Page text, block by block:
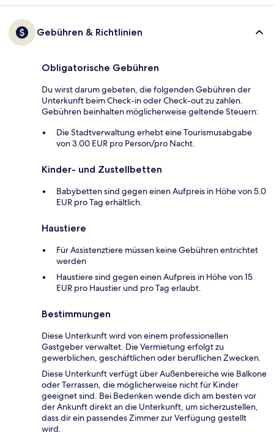
Gebühren & Richtlinien
Obligatorische Gebühren
Du wirst darum gebeten, die folgenden Gebühren der
Unterkunft beim Check-in oder Check-out zu zahlen.
Gebühren beinhalten möglicherweise geltende Steuern:
Die Stadtverwaltung erhebt eine Tourismusabgabe
von 3.00 EUR pro Person/pro Nacht.
Kinder- und Zustellbetten
Babybetten sind gegen einen Aufpreis in Höhe von 5.0
EUR pro Tag erhältlich.
Haustiere
Für Assistenztiere müssen keine Gebühren entrichtet
werden
Haustiere sind gegen einen Aufpreis in Höhe von 15
EUR pro Haustier und pro Tag erlaubt.
Bestimmungen
Diese Unterkunft wird von einem professionellen
Gastgeber verwaltet. Die Vermietung erfolgt zu
gewerblichen, geschäftlichen oder beruflichen Zwecken.
Diese Unterkunft verfügt über Außenbereiche wie Balkone
oder Terrassen, die möglicherweise nicht für Kinder
geeignet sind. Bei Bedenken wende dich am besten vor
der Ankunft direkt an die Unterkunft, um sicherzustellen,
dass dir ein passendes Zimmer zur Verfügung gestellt
wird.